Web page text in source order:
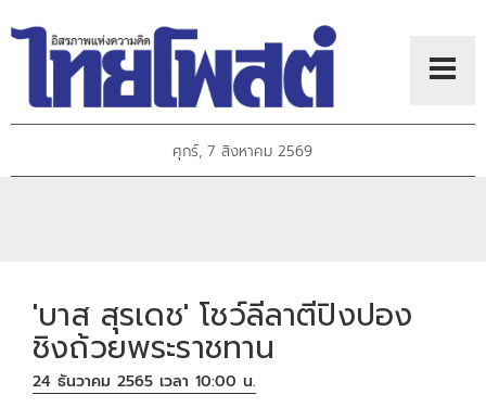
ศุกร์, 7 สิงหาคม 2569
'บาส สุรเดช' โชว์ลีลาตีปิงปอง
ชิงถ้วยพระราชทาน
24 ธันวาคม 2565 เวลา 10:00 น.